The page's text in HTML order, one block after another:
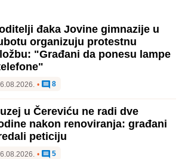
đaka Jovine gimnazije u
organizuju protestnu
"Građani da ponesu lampe
• 8
u Čereviću ne radi dve
nakon renoviranja: građani
peticiju
• 5